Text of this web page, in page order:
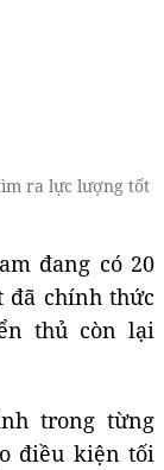
ra lực lượng tốt
đang có 20
đã chính thức
thủ còn lại
trong từng
điều kiện tối